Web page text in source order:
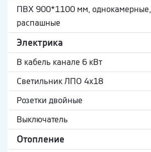
ПВХ 900*1100 мм, однокамерные,
распашные
Электрика
В кабель канале 6 кВт
Светильник ЛПО 4х18
Розетки двойные
Выключатель
Отопление